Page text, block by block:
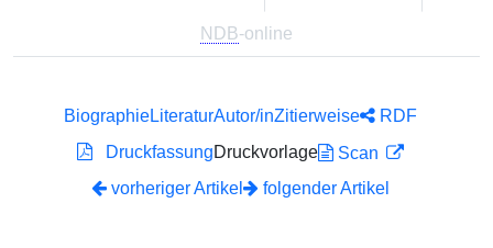
NDB-online
BiographieLiteraturAutor/inZitierweise
RDF
DruckfassungDruckvorlage
Scan
vorheriger Artikel
folgender Artikel